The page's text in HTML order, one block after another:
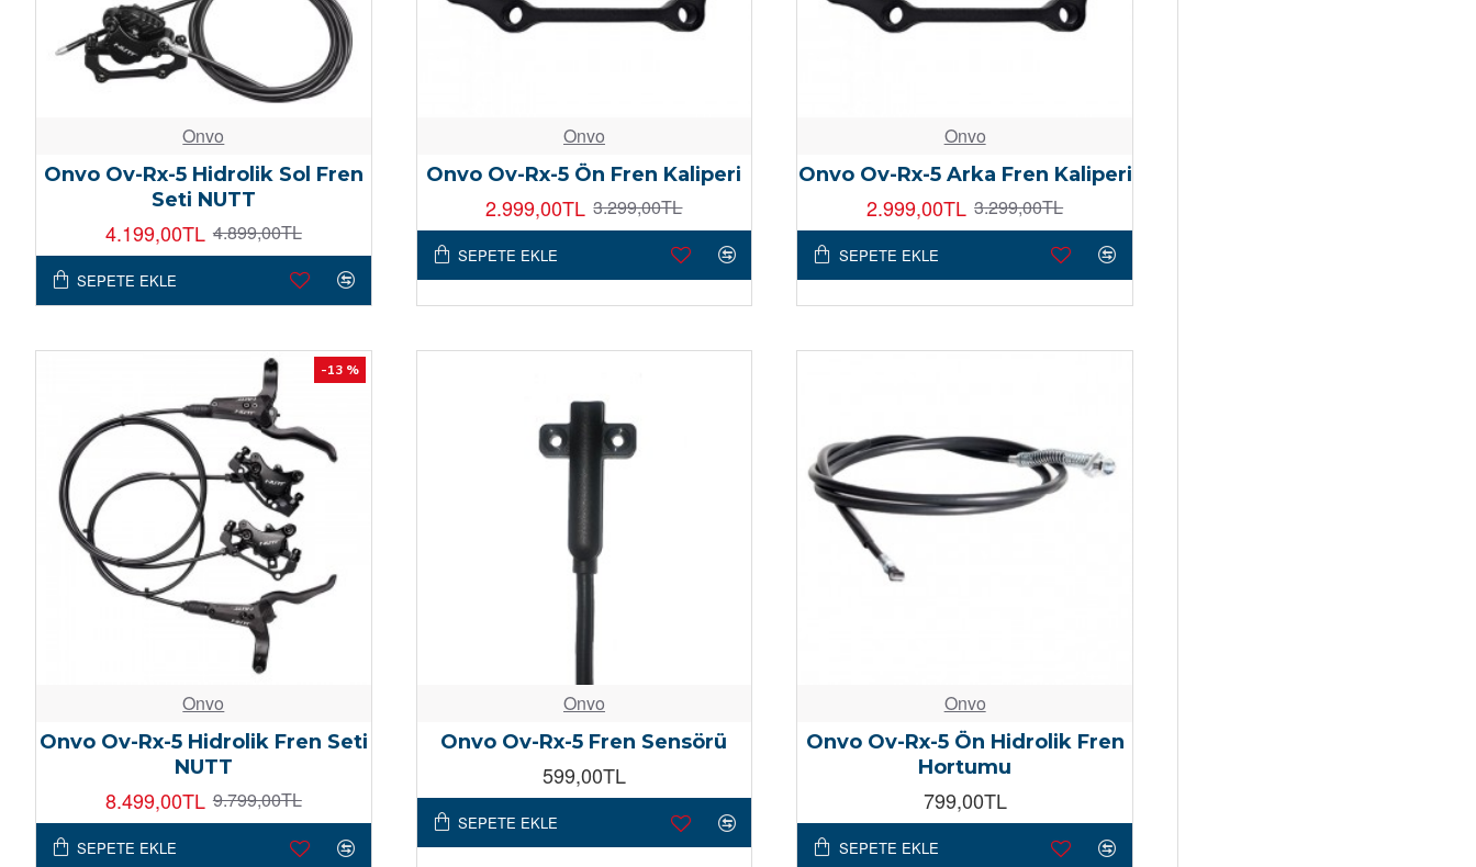
Onvo
Onvo Ov-Rx-5 Hidrolik Sol Fren
Seti NUTT
4.199,00TL 4.899,00TL
SEPETE EKLE
Onvo
Onvo Ov-Rx-5 Ön Fren Kaliperi
2.999,00TL 3.299,00TL
SEPETE EKLE
Onvo
Onvo Ov-Rx-5 Arka Fren Kaliperi
2.999,00TL 3.299,00TL
SEPETE EKLE
-13 %
Onvo
Onvo Ov-Rx-5 Hidrolik Fren Seti
NUTT
8.499,00TL 9.799,00TL
SEPETE EKLE
Onvo
Onvo Ov-Rx-5 Fren Sensörü
599,00TL
SEPETE EKLE
Onvo
Onvo Ov-Rx-5 Ön Hidrolik Fren
Hortumu
799,00TL
SEPETE EKLE